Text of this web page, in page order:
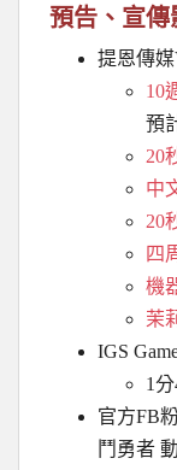
預告、宣
提恩傳媒
10
預
20
中
20
四
機
茉
IGS
1
官方FB
鬥勇者